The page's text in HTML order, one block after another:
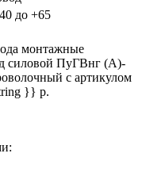
до +65
монтажные
силовой ПуГВнг (А)-
с артикулом
}} р.